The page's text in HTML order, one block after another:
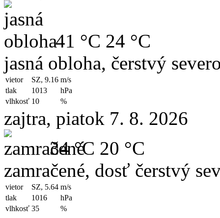
41 °C 24 °C
jasná obloha, čerstvý
vietor SZ, 9.16 m/s
tlak
1013
hPa
vlhkosť 10 %
zajtra, piatok 7. 8. 2026
34 °C 20 °C
zamračené, dosť čerstvý
vietor SZ, 5.64 m/s
tlak
1016
hPa
vlhkosť 35 %